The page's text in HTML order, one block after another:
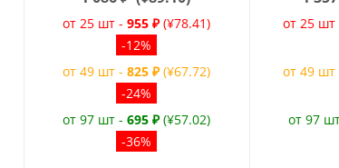
от 25 шт -955 ₽ (¥78.41)
-12%
от 49 шт -825 ₽ (¥67.72)
-24%
от 97 шт -695 ₽ (¥57.02)
-36%
от 25 шт
от 49 шт
от 97